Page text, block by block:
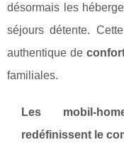
désormais les
séjours détente.
authentique de
familiales.
Les mobil-
redéfinissent le